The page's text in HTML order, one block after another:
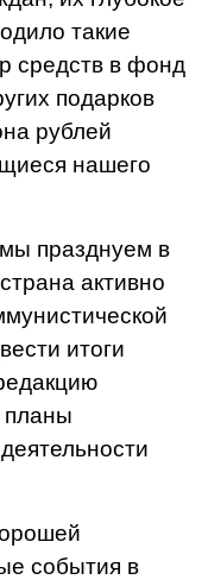
такие
средств в фонд
подарков
рублей
нашего
празднуем в
активно
итоги
события в